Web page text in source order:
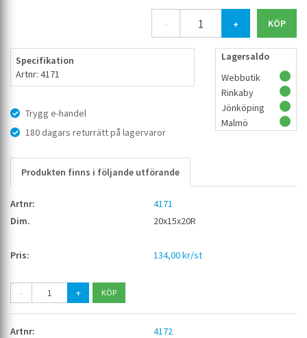
- +
Specifikation
Artnr: 4171
Trygg e-handel
180 dagars returrätt på lagervaror
Lagersaldo
Webbutik
Rinkaby
Jönköping
Malmö
Produkten finns i följande utförande
4171
20x15x20R
134,00 kr/st
- +
4172